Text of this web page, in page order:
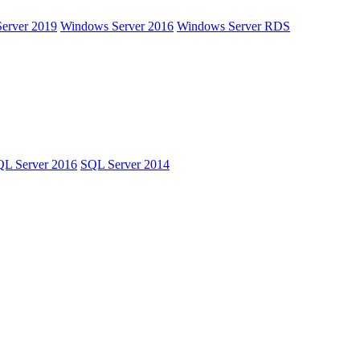
2019 Windows Server 2016 Windows Server RDS
Server 2016 SQL Server 2014